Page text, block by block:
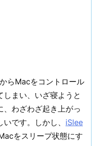
らMacをコントロール
しまい、いざ寝ようと
、わざわざ起き上がっ
です。しかし、 iSlee
をスリープ状態にす